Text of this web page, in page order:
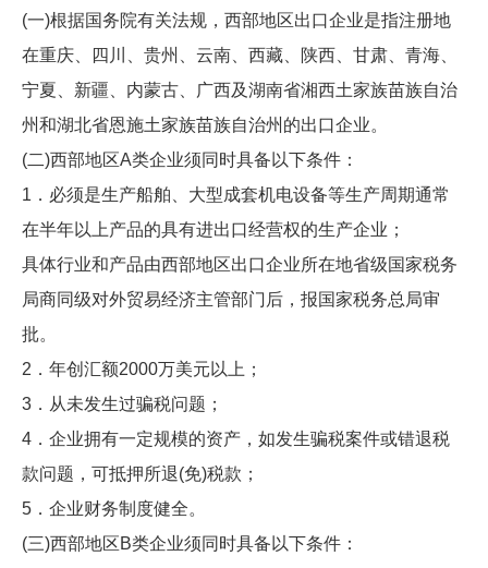
(一)根据国务院有关法规，西部地区出口企业是指注册地
在重庆、四川、贵州、云南、西藏、陕西、甘肃、青海、
宁夏、新疆、内蒙古、广西及湖南省湘西土家族苗族自治
州和湖北省恩施土家族苗族自治州的出口企业。
(二)西部地区A类企业须同时具备以下条件：
1．必须是生产船舶、大型成套机电设备等生产周期通常
在半年以上产品的具有进出口经营权的生产企业；
具体行业和产品由西部地区出口企业所在地省级国家税务
局商同级对外贸易经济主管部门后，报国家税务总局审
批。
2．年创汇额2000万美元以上；
3．从未发生过骗税问题；
4．企业拥有一定规模的资产，如发生骗税案件或错退税
款问题，可抵押所退(免)税款；
5．企业财务制度健全。
(三)西部地区B类企业须同时具备以下条件：